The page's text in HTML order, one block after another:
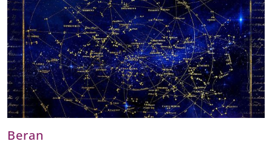
Beran